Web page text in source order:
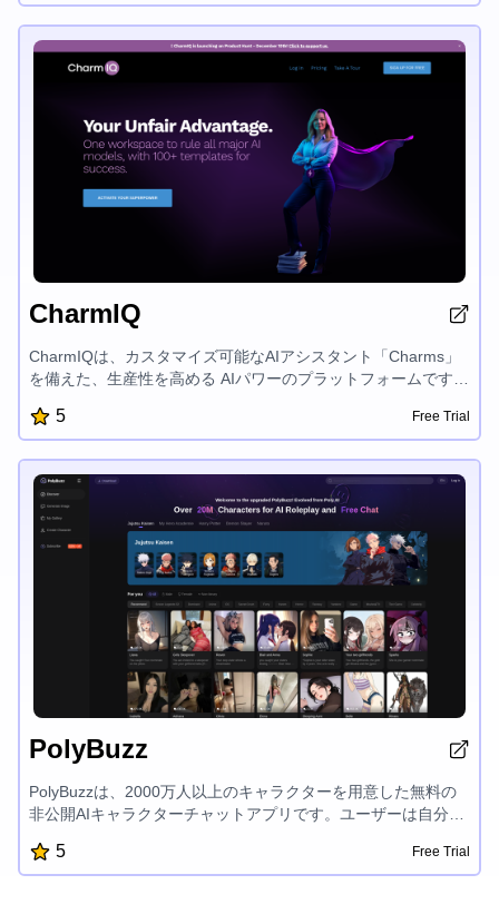
スを成長させることができます。
CharmIQ
CharmIQは、カスタマイズ可能なAIアシスタント「Charms」
を備えた、生産性を高める AIパワーのプラットフォームです。
ーションを提供し、ワークフローを加速化します。ファイルの
統合、セキュアなデータ管理、リアルタイムのチームコラボレ
達成をサポートします。
5 Free Trial
PolyBuzz
PolyBuzzは、2000万人以上のキャラクターを用意した無料の
非公開AIキャラクターチャットアプリです。ユーザーは自分の
た、NSFW(アダルトコンテンツ)フィルターがなく、プライベ
ートで機密性の高いチャット体験を楽しめる、独特でエンゲー
5 Free Trial